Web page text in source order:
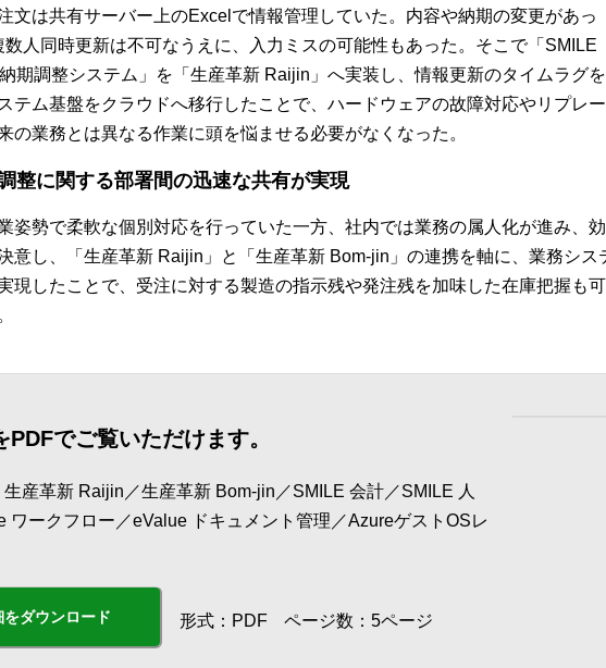
文は共有サーバー上のExcelで情報管理していた。内容や納期の変更があっ
人同時更新は不可なうえに、入力ミスの可能性もあった。そこで「SMILE
期調整システム」を「生産革新 Raijin」へ実装し、情報更新のタイムラグを
テム基盤をクラウドへ移行したことで、ハードウェアの故障対応やリプレー
の業務とは異なる作業に頭を悩ませる必要がなくなった。
整に関する部署間の迅速な共有が実現
姿勢で柔軟な個別対応を行っていた一方、社内では業務の属人化が進み、
意し、「生産革新 Raijin」と「生産革新 Bom-jin」の連携を軸に、業務シ
現したことで、受注に対する製造の指示残や発注残を加味した在庫把握も
PDFでご覧いただけます。
産革新 Raijin／生産革新 Bom-jin／SMILE 会計／SMILE 人
ワークフロー／eValue ドキュメント管理／AzureゲストOSレ
をダウンロード 形式：PDF ページ数：5ページ